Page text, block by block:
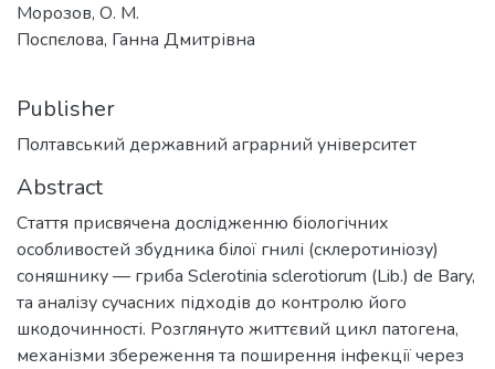
Морозов, О. М.
Поспєлова, Ганна Дмитрівна
Publisher
Полтавський державний аграрний університет
Abstract
Стаття присвячена дослідженню біологічних
особливостей збудника білої гнилі (склеротиніозу)
соняшнику — гриба Sclerotinia sclerotiorum (Lib.) de Bary,
та аналізу сучасних підходів до контролю його
шкодочинності. Розглянуто життєвий цикл патогена,
механізми збереження та поширення інфекції через